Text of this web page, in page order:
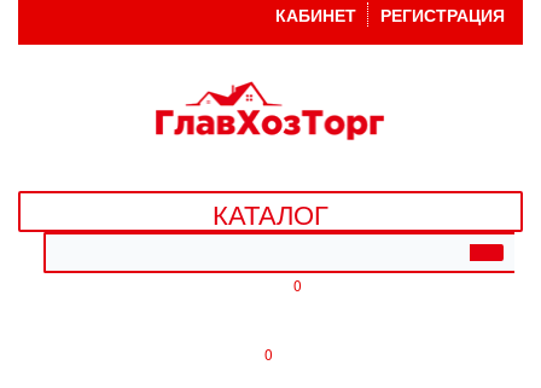
ДАЧА, САД И ОГОРОД
ДЕТСКИЕ ТОВАРЫ
КАБИНЕТ РЕГИСТРАЦИЯ
КАТАЛОГ
0
0